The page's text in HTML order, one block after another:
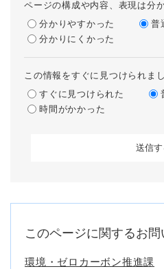
ページの構成や内容、表現は分
分かりやすかった
普
分かりにくかった
この情報をすぐに見つけられま
すぐに見つけられた
時間がかかった
このページに関するお
環境・ゼロカーボン推進課